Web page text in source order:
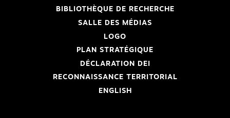
BIBLIOTHÈQUE DE RECHERCHE
SALLE DES MÉDIAS
LOGO
PLAN STRATÉGIQUE
DÉCLARATION DEI
RECONNAISSANCE TERRITORIAL
ENGLISH